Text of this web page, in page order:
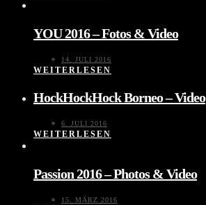
YOU 2016 – Fotos & Video
14. JULI 2016
WEITERLESEN
HockHockHock Borneo – Video
6. JULI 2016
WEITERLESEN
Passion 2016 – Photos & Video
15. MÄRZ 2016